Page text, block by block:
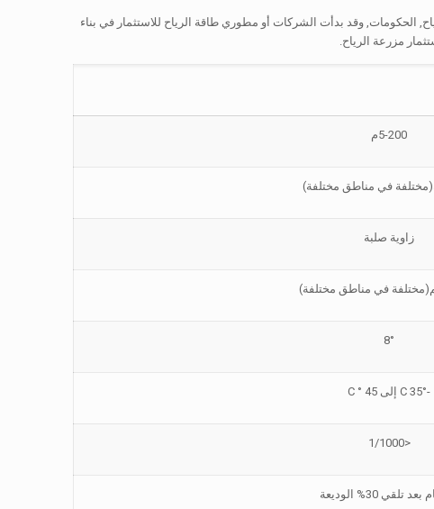
الحكومات, وقد بدأت الشركات أو مطوري طاقة الرياح للاستثمار في بناء
مزرعة الرياح.
5-200م
زاوية صلبة
8°
-35° C إلى 45 ° C
<1/1000